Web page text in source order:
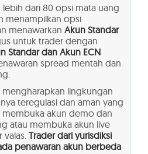
dari 80 opsi mata uang
menampilkan opsi
menawarkan Akun Standar
untuk trader dengan
Standar dan Akun ECN
spread mentah dan
mengharapkan lingkungan
teregulasi dan aman yang
akun demo dan
atau membuka akun live
Trader dari yurisdiksi
penawaran akun berbeda